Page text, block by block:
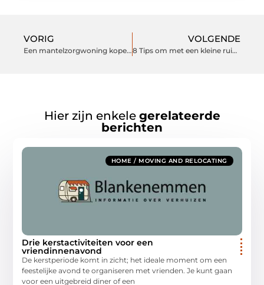
VORIG
Een mantelzorgwoning kopen geeft ongekende vrijheid
VOLGENDE
8 Tips om met een kleine ruimte het toch stijlvol te maken
Hier zijn enkele gerelateerde
berichten
HOME / MOVING AND RELOCATING
Drie kerstactiviteiten voor een
vriendinnenavond
De kerstperiode komt in zicht; het ideale moment om een
feestelijke avond te organiseren met vrienden. Je kunt gaan
voor een uitgebreid diner of een